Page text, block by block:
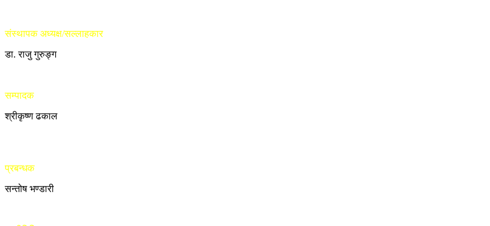
संस्थापक अध्यक्ष/सल्लाहकार
डा. राजु गुरुङ्ग
सम्पादक
श्रीकृष्ण ढकाल
प्रबन्धक
सन्तोष भण्डारी